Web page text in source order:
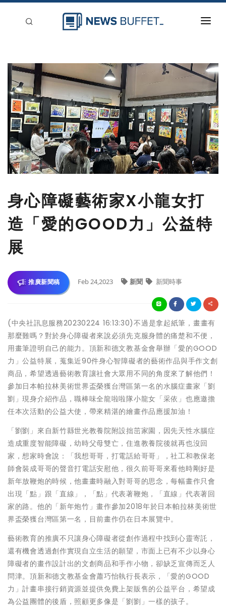
新聞稿分類
登入
刊登
身心障礙藝術家X小龍女打
造「愛的GOOD力」公益特
展
推廣新聞稿 Feb 24,2023 新聞 新聞時事
(中央社訊息服務20230224 16:13:30)不過是拿起紙筆，畫畫有
那麼難嗎？對於身心障礙者來說必須先克服身體的痛楚和不便，
用畫筆證明自己的能力。頂新和德文教基金會舉辦「愛的GOOD
力」公益特展，蒐集近90件身心智障礙者的藝術作品與手作文創
商品，希望透過藝術教育讓社會大眾用不同的角度來了解他們！
參加日本帕拉林美術世界盃榮獲台灣區第一名的水腦症畫家「劉
劉」現身介紹作品，職棒味全龍啦啦隊小龍女「采依」也應邀擔
任本次活動的公益大使，帶來精湛的繪畫作品應援加油！
「劉劉」來自新竹縣世光教養院附設拙茁家園，因先天性水腦症
造成重度智能障礙，幼時父母雙亡，住進教養院後就再也沒回
家，想家時會說：「我想哥哥，打電話給哥哥」，社工和教保老
師會裝成哥哥的聲音打電話安慰他，很久前哥哥來看他時剛好是
新年放鞭炮的時候，他畫畫時融入對哥哥的思念，每幅畫作只會
出現「點」跟「直線」，「點」代表著鞭炮，「直線」代表著回
家的路。他的「新年炮竹」畫作參加2018年於日本帕拉林美術世
界盃榮獲台灣區第一名，目前畫作仍在日本展覽中。
藝術教育的推廣不只讓身心障礙者從創作過程中找到心靈寄託，
還有機會透過創作實現自立生活的願望，市面上已有不少以身心
障礙者的畫作設計出的文創商品和手作小物，卻缺乏宣傳而乏人
問津。頂新和德文教基金會蕭巧怡執行長表示，「愛的GOOD
力」計畫串接行銷資源並提供免費上架販售的公益平台，希望成
為公益團體的後盾，照顧更多像是「劉劉」一樣的孩子。